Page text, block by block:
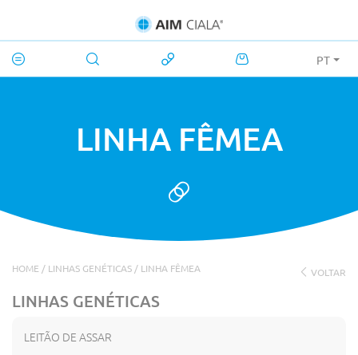
PT
LINHA FÊMEA
HOME / LINHAS GENÉTICAS / LINHA FÊMEA VOLTAR
LINHAS GENÉTICAS
LEITÃO DE ASSAR